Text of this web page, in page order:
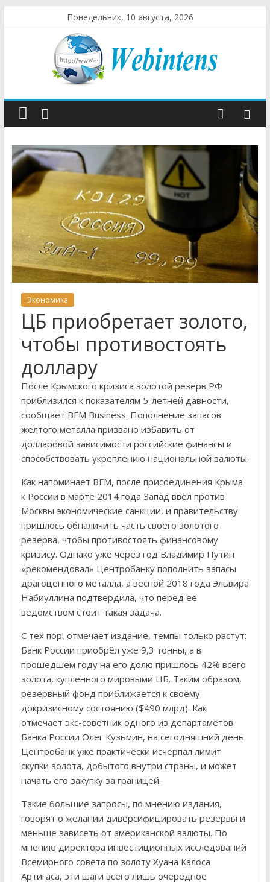
Понедельник, 10 августа, 2026
Экономика
ЦБ приобретает золото,
чтобы противостоять
доллару
После Крымского кризиса золотой резерв РФ
приблизился к показателям 5-летней давности,
сообщает BFM Business. Пополнение запасов
жёлтого металла призвано избавить от
долларовой зависимости российские финансы и
способствовать укреплению национальной валюты.
Как напоминает BFM, после присоединения Крыма
к России в марте 2014 года Запад ввёл против
Москвы экономические санкции, и правительству
пришлось обналичить часть своего золотого
резерва, чтобы противостоять финансовому
кризису. Однако уже через год Владимир Путин
«рекомендовал» Центробанку пополнить запасы
драгоценного металла, а весной 2018 года Эльвира
Набиуллина подтвердила, что перед её
ведомством стоит такая задача.
С тех пор, отмечает издание, темпы только растут:
Банк России приобрёл уже 9,3 тонны, а в
прошедшем году на его долю пришлось 42% всего
золота, купленного мировыми ЦБ. Таким образом,
резервный фонд приближается к своему
докризисному состоянию ($490 млрд). Как
отмечает экс-советник одного из департаметов
Банка России Олег Кузьмин, на сегодняшний день
Центробанк уже практически исчерпал лимит
скупки золота, добытого внутри страны, и может
начать его закупку за границей.
Такие большие запросы, по мнению издания,
говорят о желании диверсифицировать резервы и
меньше зависеть от американской валюты. По
мнению директора инвестиционных исследований
Всемирного совета по золоту Хуана Калоса
Артигаса, эти шаги всего лишь очередное